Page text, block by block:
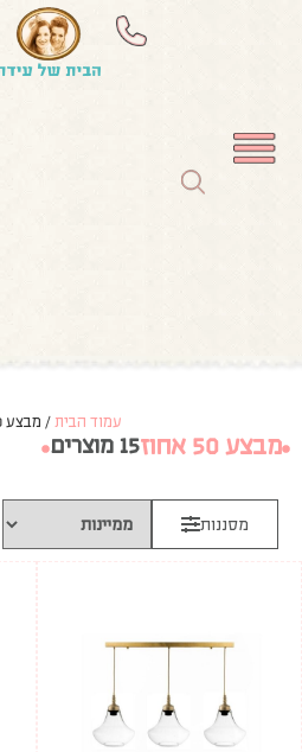
עמוד הבית / מבצע 50 אחוז
מבצע 50 אחוז 15 מוצרים
מסננות